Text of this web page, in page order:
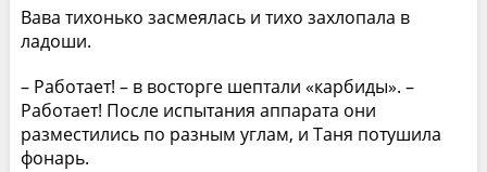
Вава тихонько засмеялась и тихо захлопала в
ладоши.
– Работает! – в восторге шептали «карбиды». –
Работает! После испытания аппарата они
разместились по разным углам, и Таня потушила
фонарь.